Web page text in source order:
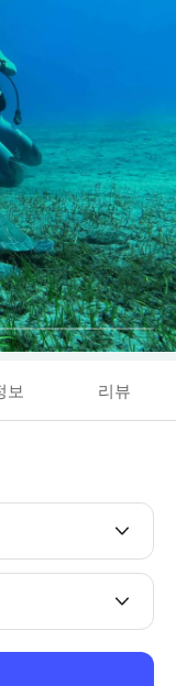
보 리뷰